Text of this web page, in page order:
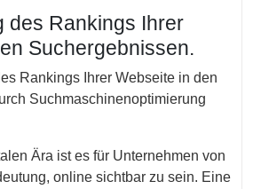
des Rankings Ihrer
Suchergebnissen.
Rankings Ihrer Webseite in den
Suchmaschinenoptimierung
Ära ist es für Unternehmen von
online sichtbar zu sein. Eine